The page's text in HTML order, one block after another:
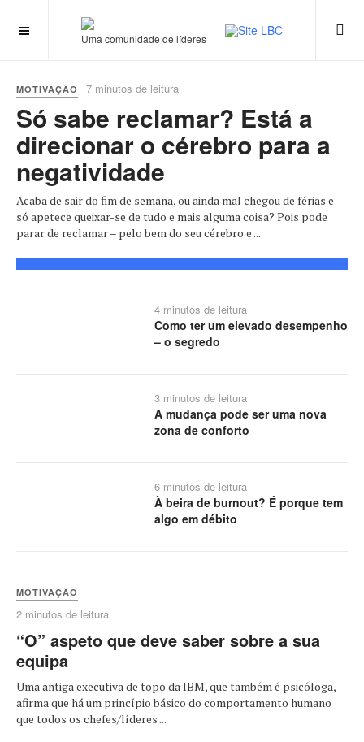
Uma comunidade de líderes
MOTIVAÇÃO 7 minutos de leitura
Só sabe reclamar? Está a
direcionar o cérebro para a
negatividade
Acaba de sair do fim de semana, ou ainda mal chegou de férias e
só apetece queixar-se de tudo e mais alguma coisa? Pois pode
parar de reclamar – pelo bem do seu cérebro e ...
4 minutos de leitura
Como ter um elevado desempenho
– o segredo
3 minutos de leitura
A mudança pode ser uma nova
zona de conforto
6 minutos de leitura
À beira de burnout? É porque tem
algo em débito
MOTIVAÇÃO
2 minutos de leitura
“O” aspeto que deve saber sobre a sua
equipa
Uma antiga executiva de topo da IBM, que também é psicóloga,
afirma que há um princípio básico do comportamento humano
que todos os chefes/líderes ...